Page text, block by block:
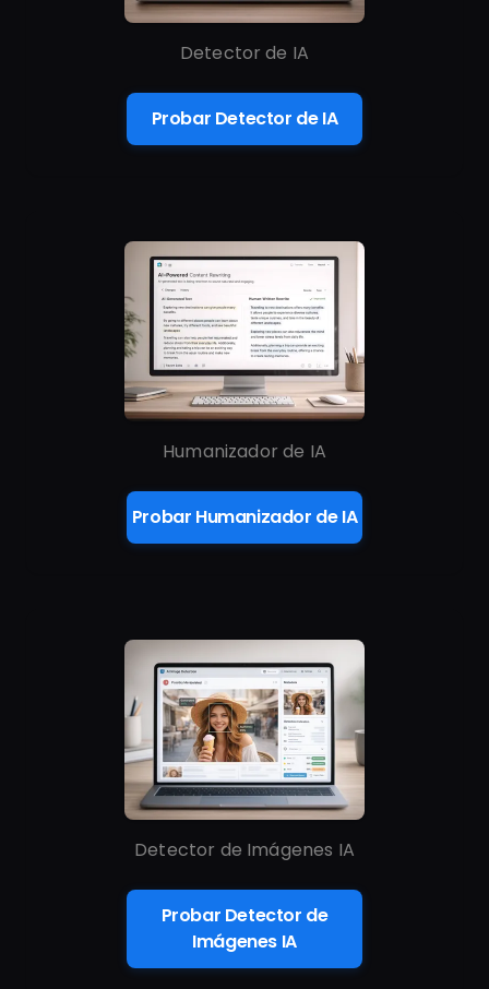
Detector de IA
Probar Detector de IA
Humanizador de IA
Probar Humanizador de IA
Detector de Imágenes IA
Probar Detector de
Imágenes IA